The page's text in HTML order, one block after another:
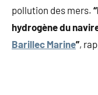
pollution des mers.
hydrogène du
Barillec Marine”,